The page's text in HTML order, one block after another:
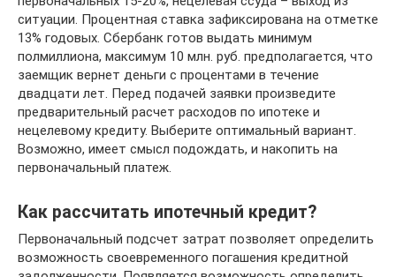
ситуации. Процентная ставка зафиксирована на отметке
13% годовых. Сбербанк готов выдать минимум
полмиллиона, максимум 10 млн. руб. предполагается, что
заемщик вернет деньги с процентами в течение
двадцати лет. Перед подачей заявки произведите
предварительный расчет расходов по ипотеке и
нецелевому кредиту. Выберите оптимальный вариант.
Возможно, имеет смысл подождать, и накопить на
первоначальный платеж.
Как рассчитать ипотечный кредит?
Первоначальный подсчет затрат позволяет определить
возможность своевременного погашения кредитной